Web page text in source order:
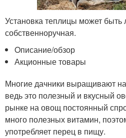
Установка теплицы может
собственноручная.
Oписание/обзор
Акционные товары
Многие дачники выращивают
ведь это полезный и вкусный
рынке на овощ постоянный
много полезных витамин,
употребляет перец в пищу.